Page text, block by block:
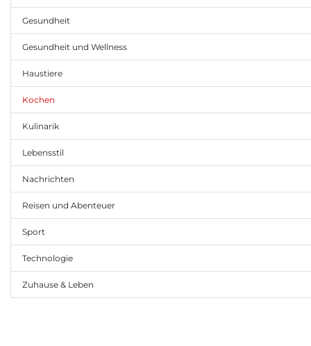
Gesundheit
Gesundheit und Wellness
Haustiere
Kochen
Kulinarik
Lebensstil
Nachrichten
Reisen und Abenteuer
Sport
Technologie
Zuhause & Leben